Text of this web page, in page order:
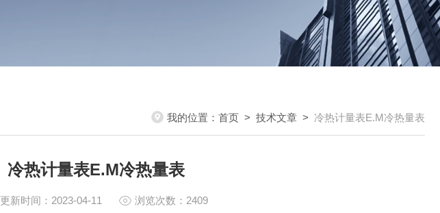
我的位置： 首页 > 技术文章 > 冷热计量表E.M冷热量表
冷热计量表E.M冷热量表
更新时间：2023-04-11 浏览次数：2409